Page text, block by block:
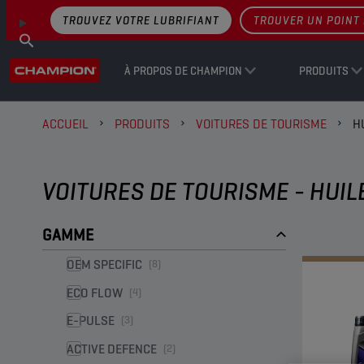
À PROPOS DE CHAMPION PRODUITS
TROUVEZ VOTRE LUBRIFIANT TROUVER UN POINT
ACCUEIL PRODUITS VOITURES DE TOURISME
VOITURES DE TOURISME -
GAMME
OEM SPECIFIC (8)
ECO FLOW (4)
E-PULSE (3)
ACTIVE DEFENCE (2)